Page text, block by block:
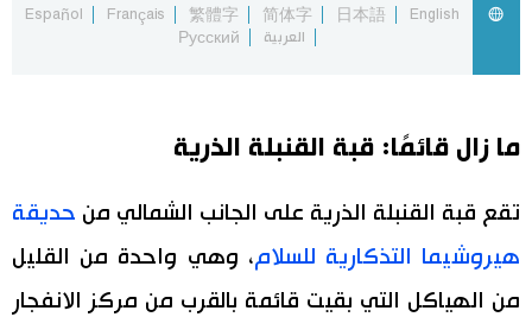
اقتصاد
ثقافة
لايف ستايل
طوكيو
المطبخ الياباني
English
日本語
简体字
繁體字
Français
Español
العربية
Русский
ما زال قائمًا: قبة القنبلة الذرية
تقع قبة القنبلة الذرية على الجانب الشمالي من حديقة
هيروشيما التذكارية للسلام، وهي واحدة من القليل
من الهياكل التي بقيت قائمة بالقرب من مركز الانفجار